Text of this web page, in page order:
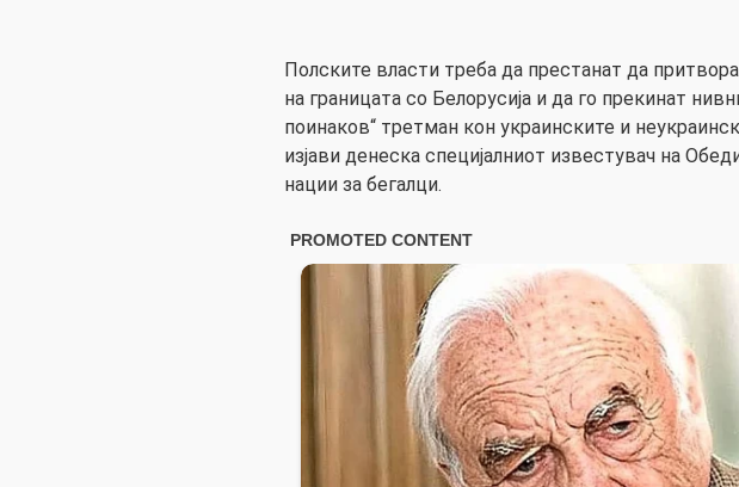
Полските власти треба да престанат да
на границата со Белорусија и да го прекинат
поинаков“ третман кон украинските и
изјави денеска специјалниот известувач на
нации за бегалци.